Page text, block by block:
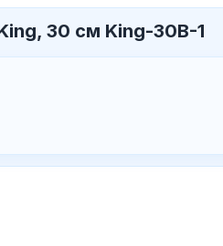
30 см King-30B-1